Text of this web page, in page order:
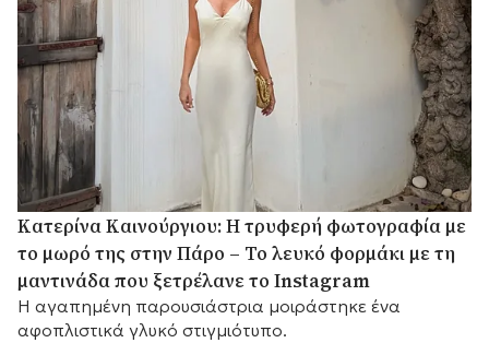
Κατερίνα Καινούργιου: Η τρυφερή φωτογραφία με
το μωρό της στην Πάρο – Το λευκό φορμάκι με τη
μαντινάδα που ξετρέλανε το Instagram
Η αγαπημένη παρουσιάστρια μοιράστηκε ένα
αφοπλιστικά γλυκό στιγμιότυπο.